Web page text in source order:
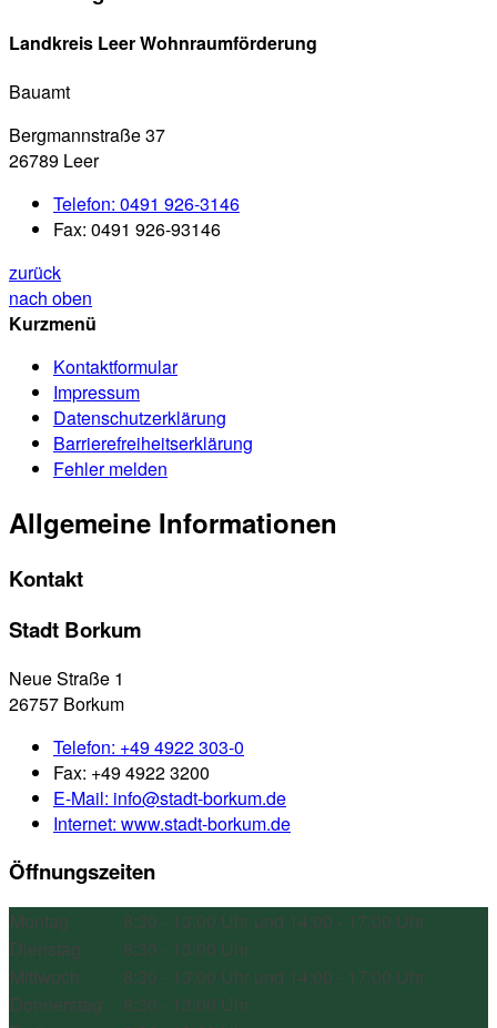
Zuständige Stelle
Landkreis Leer Wohnraumförderung
Bauamt
26789 Leer
Fax:
zurück
Kurzmenü
Kontaktformular
Impressum
Datenschutzerklärung
Fehler melden
Allgemeine Informationen
Kontakt
Stadt Borkum
26757 Borkum
Telefon:+49 4922 303-0
Fax:+49 4922 3200
Internet:www.stadt-borkum.de
Öffnungszeiten
Montag
8:30 - 13:00 Uhr und 14:00 - 17:00 Uhr
Dienstag
8:30 - 13:00 Uhr